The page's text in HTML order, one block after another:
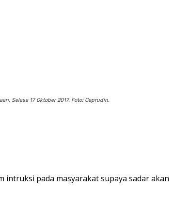
Selasa 17 Oktober 2017. Foto: Ceprudin.
intruksi pada masyarakat supaya sadar akan